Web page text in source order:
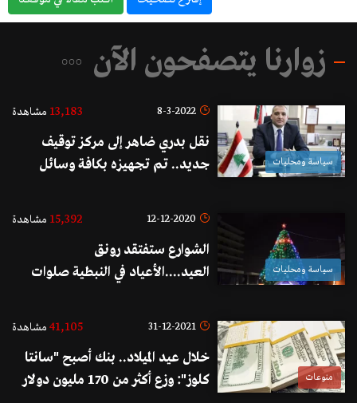
زوارنا يتصفحون الآن
سياسة ومحليات
8-3-2022
13,183 مشاهدة
نقل بدري ضاهر إلى مركز توقيف
جديد.. تم تجهيزه بكافة وسائل
سياسة ومحليات
12-12-2020
15,392 مشاهدة
الشوارع ستفتقد رونق
العيد....الأعياد في النبطية صلوات
منوعات
31-12-2021
41,105 مشاهدة
خلال عيد الميلاد.. بنك أصبح "سانتا
كلوز": وزع أكثر من 170 مليون دولار